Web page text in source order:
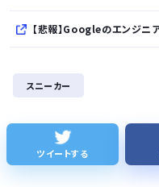
【悲報】Googleのエンジニ
【画像】日産が社運をかけて
スニーカー
ツイートする